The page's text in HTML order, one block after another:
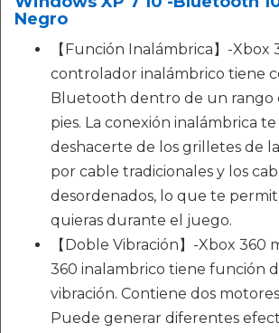
Negro
【Función Inalámbrica】-Xbox
controlador inalámbrico tiene
Bluetooth dentro de un rango
pies. La conexión inalámbrica
deshacerte de los grilletes de
por cable tradicionales y los
desordenados, lo que te
quieras durante el juego.
【Doble Vibración】-Xbox 360
360 inalambrico tiene función
vibración. Contiene dos
Puede generar diferentes